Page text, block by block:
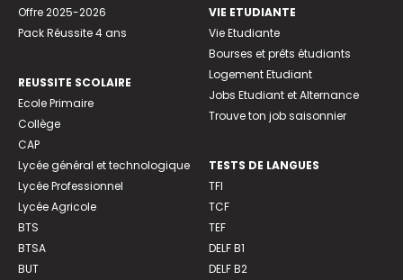
Offre 2025-2026
Pack Réussite 4 ans
REUSSITE SCOLAIRE
Ecole Primaire
Collège
CAP
Lycée général et technologique
Lycée Professionnel
Lycée Agricole
BTS
BTSA
BUT
VIE ETUDIANTE
Vie Etudiante
Bourses et prêts étudiants
Logement Etudiant
Jobs Etudiant et Alternance
Trouve ton job saisonnier
TESTS DE LANGUES
TFI
TCF
TEF
DELF B1
DELF B2